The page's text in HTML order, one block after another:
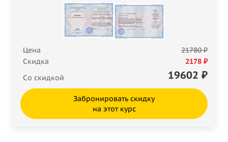
Цена
21780 ₽
Скидка
2178 ₽
Со скидкой
19602 ₽
Забронировать скидку
на этот курс